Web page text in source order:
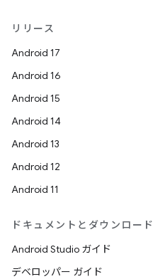
リリース
Android 17
Android 16
Android 15
Android 14
Android 13
Android 12
Android 11
ドキュメントとダウンロード
Android Studio ガイド
デベロッパー ガイド